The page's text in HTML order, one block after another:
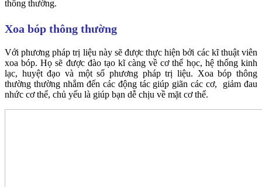
thông thường.
Xoa bóp thông thường
Với phương pháp trị liệu này sẽ được thực hiện bởi các kĩ thuật viên
xoa bóp. Họ sẽ được đào tạo kĩ càng về cơ thể học, hệ thống kinh
lạc, huyệt đạo và một số phương pháp trị liệu. Xoa bóp thông
thường thường nhắm đến các động tác giúp giãn các cơ, giảm đau
nhức cơ thể, chủ yếu là giúp bạn dễ chịu về mặt cơ thể.